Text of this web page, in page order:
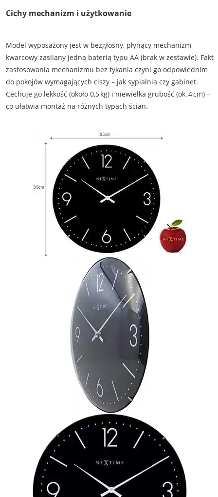
Cichy mechanizm i użytkowanie
Model wyposażony jest w bezgłośny, płynący mechanizm
kwarcowy zasilany jedną baterią typu AA (brak w zestawie). Fakt
zastosowania mechanizmu bez tykania czyni go odpowiednim
do pokojów wymagających ciszy – jak sypialnia czy gabinet.
Cechuje go lekkość (około 0,5 kg) i niewielka grubość (ok. 4 cm) –
co ułatwia montaż na różnych typach ścian.